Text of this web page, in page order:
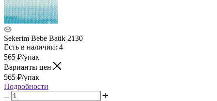
Sekerim Bebe Batik 2130
Есть в наличии: 4
565 ₽/упак
Варианты цен
565 ₽/упак
Подробности